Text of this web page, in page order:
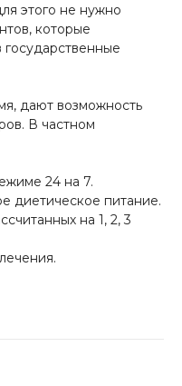
этого не нужно
которые
дают возможность
В частном
24 на 7.
диетическое питание.
на 1, 2, 3